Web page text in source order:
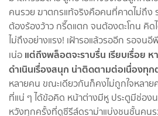
คนรวย ฆาตกรแท้จริงคือคนที่คาดไม่ถึง
ต้องร้องว้าว กรี๊ดแตก จนต้องตะโกน คิด
ไม่ถึงอย่างแรง! เฝ้ารอแล้วรออีก รอจน
เน่อ แต่ถึงพล็อตจะราบรื่น เรียบเรื่อย ห
ดำเนินเรื่องสนุก น่าติดตามต่อเนื่องทุ
หลายคน ขณะเดียวกันก็คงไม่ถูกใจหลา
ที่แน่ ๆ ได้ข้อคิด หน้าต่างมีหู ประตูมีช่อง
หวังทุกครั้งที่ดูซีรีส์ดราม่าแบ่งชนชั้นคน